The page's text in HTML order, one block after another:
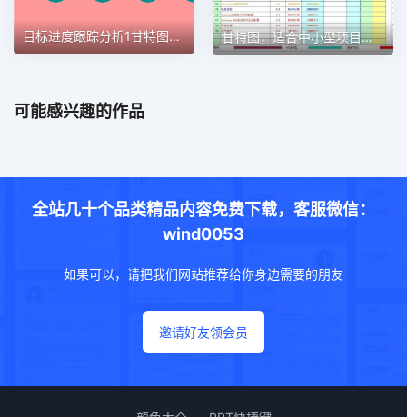
目标进度跟踪分析1甘特图excel模板 甘特图，适合中小型项目管理使用甘特图excel模板
可能感兴趣的作品
全站几十个品类精品内容免费下载，客服微信：
wind0053
如果可以，请把我们网站推荐给你身边需要的朋友
邀请好友领会员